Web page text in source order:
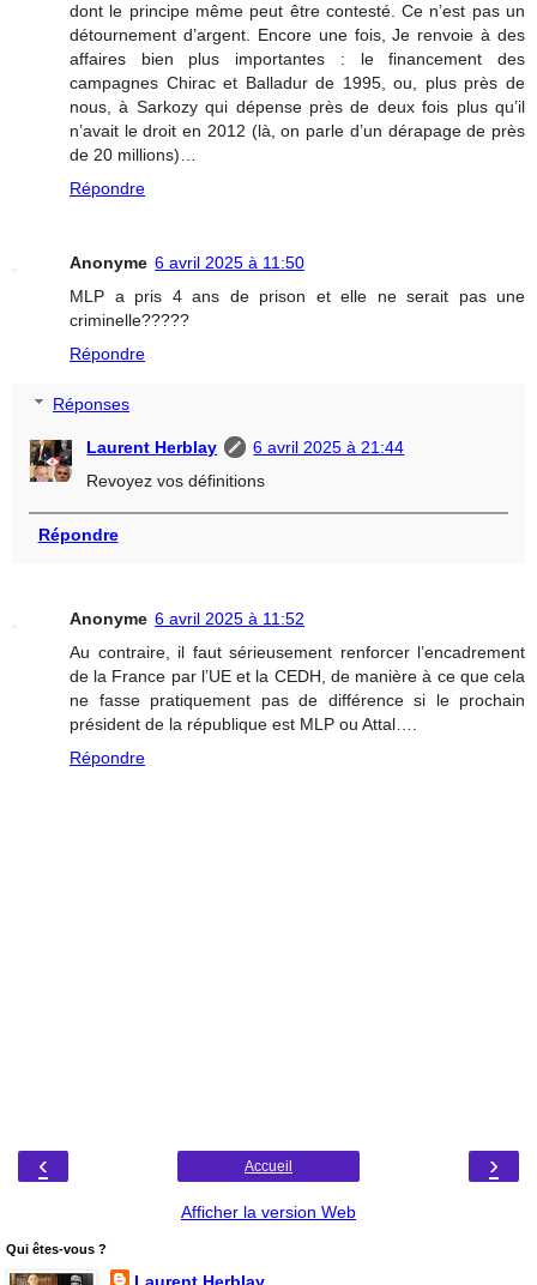
dont le principe même peut être contesté. Ce n’est pas un
détournement d’argent. Encore une fois, Je renvoie à des
affaires bien plus importantes : le financement des
campagnes Chirac et Balladur de 1995, ou, plus près de
nous, à Sarkozy qui dépense près de deux fois plus qu’il
n’avait le droit en 2012 (là, on parle d’un dérapage de près
de 20 millions)…
Répondre
Anonyme 6 avril 2025 à 11:50
MLP a pris 4 ans de prison et elle ne serait pas une
criminelle?????
Répondre
Réponses
Laurent Herblay
6 avril 2025 à 21:44
Revoyez vos définitions
Répondre
Anonyme 6 avril 2025 à 11:52
Au contraire, il faut sérieusement renforcer l’encadrement
de la France par l’UE et la CEDH, de manière à ce que cela
ne fasse pratiquement pas de différence si le prochain
président de la république est MLP ou Attal….
Répondre
‹ ›
Accueil
Afficher la version Web
Qui êtes-vous ?
Laurent Herblay